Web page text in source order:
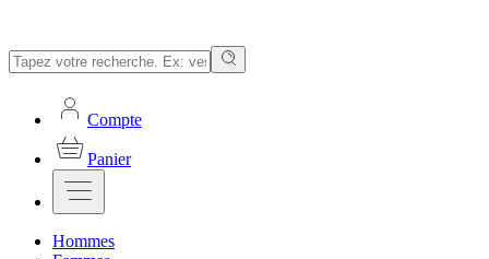
Compte
Panier
Hommes